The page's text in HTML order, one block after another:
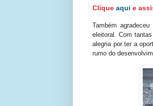
Clique aqui e
Também
eleitoral. Com
alegria por ter a
rumo do